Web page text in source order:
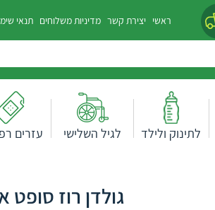
ראשי יצירת קשר מדיניות משלוחים תנאי
לתינוק ולילד לגיל השלישי עזרים
גולדן רוז סופט